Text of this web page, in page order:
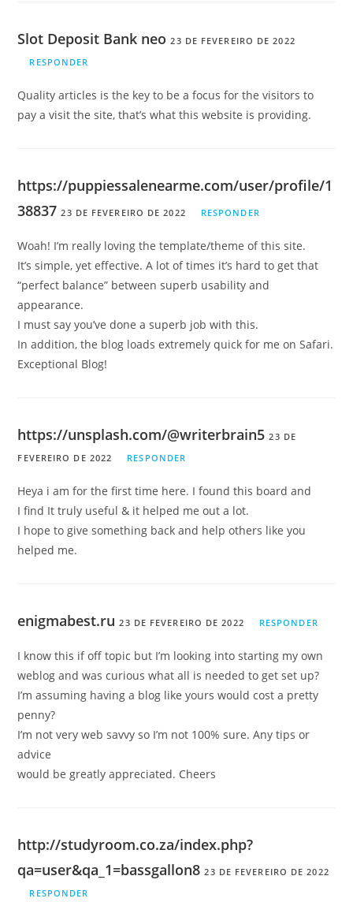
Slot Deposit Bank neo 23 DE FEVEREIRO DE 2022
RESPONDER
Quality articles is the key to be a focus for the visitors to
pay a visit the site, that’s what this website is providing.
https://puppiessalenearme.com/user/profile/1
38837 23 DE FEVEREIRO DE 2022 RESPONDER
Woah! I’m really loving the template/theme of this site.
It’s simple, yet effective. A lot of times it’s hard to get that
“perfect balance” between superb usability and
appearance.
I must say you’ve done a superb job with this.
In addition, the blog loads extremely quick for me on Safari.
Exceptional Blog!
https://unsplash.com/@writerbrain5 23 DE
FEVEREIRO DE 2022
RESPONDER
Heya i am for the first time here. I found this board and
I find It truly useful & it helped me out a lot.
I hope to give something back and help others like you
helped me.
enigmabest.ru 23 DE FEVEREIRO DE 2022 RESPONDER
I know this if off topic but I’m looking into starting my own
weblog and was curious what all is needed to get set up?
I’m assuming having a blog like yours would cost a pretty
penny?
I’m not very web savvy so I’m not 100% sure. Any tips or
advice
would be greatly appreciated. Cheers
http://studyroom.co.za/index.php?
qa=user&qa_1=bassgallon8 23 DE FEVEREIRO DE 2022
RESPONDER